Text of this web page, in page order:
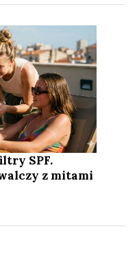
SPF.
z mitami